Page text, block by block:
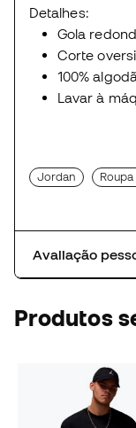
Detalhes:
Gola
Corte
100%
Lavar à
Jordan
Avaliação
Produtos